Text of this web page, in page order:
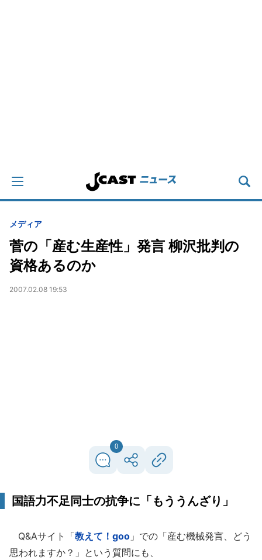
メディア
菅の「産む生産性」発言 柳沢批判の
資格あるのか
2007.02.08 19:53
0
国語力不足同士の抗争に「もううんざり」
Q&Aサイト「教えて！goo 」での「産む機械発言、どう
思われますか？」という質問にも、